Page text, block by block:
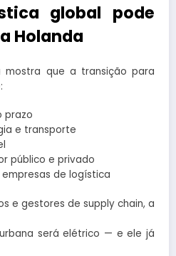
global pode
Holanda
mostra que a transição para
prazo
e transporte
público e privado
de logística
e gestores de supply chain, a
será elétrico — e ele já